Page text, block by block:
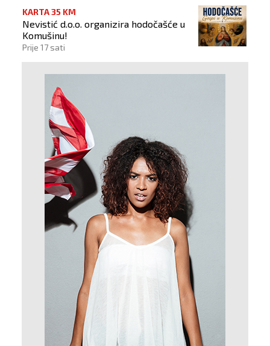
KARTA 35 KM
Nevistić d.o.o. organizira hodočašće u
Komušinu!
Prije 17 sati